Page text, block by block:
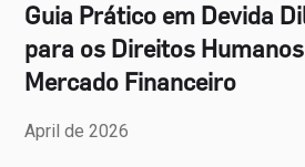
Guia Prático em Devida
para os Direitos
Mercado Financeiro
April de 2026